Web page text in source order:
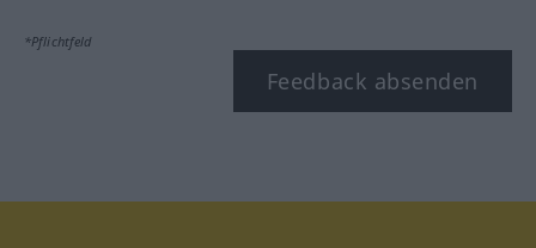
*Pflichtfeld
Feedback absenden